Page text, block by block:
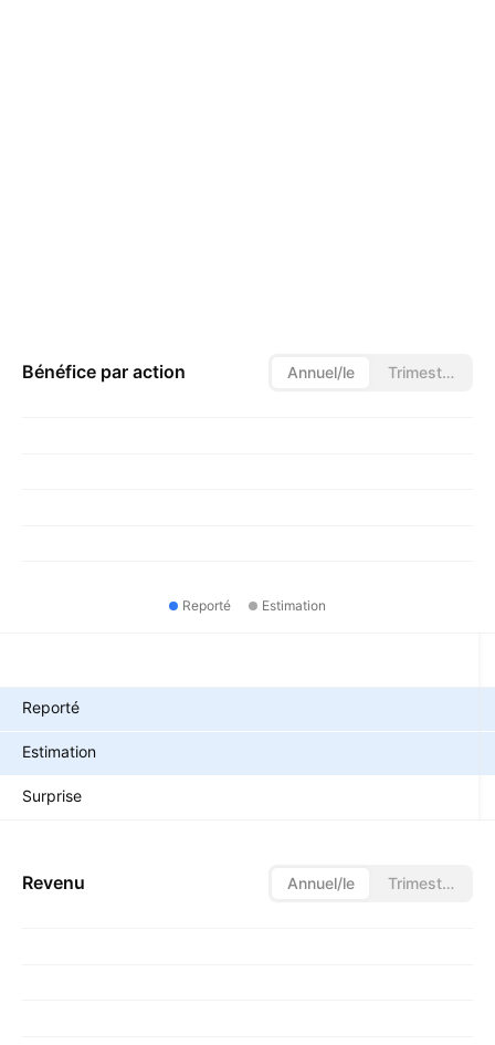
Bénéfice par action Annuel/le Trimestriel/le
Reporté Estimation
Reporté
Estimation
Surprise
Revenu Annuel/le Trimestriel/le